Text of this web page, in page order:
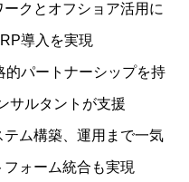
クとオフショア活用に
導入を実現
的パートナーシップを持
サルタントが支援
ム構築、運用まで一気
ォーム統合も実現